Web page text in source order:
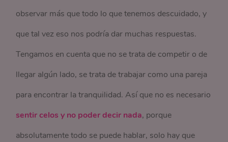
observar más que todo lo que tenemos descuidado, y
que tal vez eso nos podría dar muchas respuestas.
Tengamos en cuenta que no se trata de competir o de
llegar algún lado, se trata de trabajar como una pareja
para encontrar la tranquilidad. Así que no es necesario
sentir celos y no poder decir nada, porque
absolutamente todo se puede hablar, solo hay que